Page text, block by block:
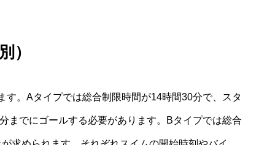
）
。Aタイプでは総合制限時間が14時間30分で、スタ
までにゴールする必要があります。Bタイプでは総合